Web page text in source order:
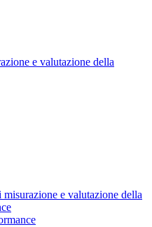
e valutazione della
misurazione e valutazione della